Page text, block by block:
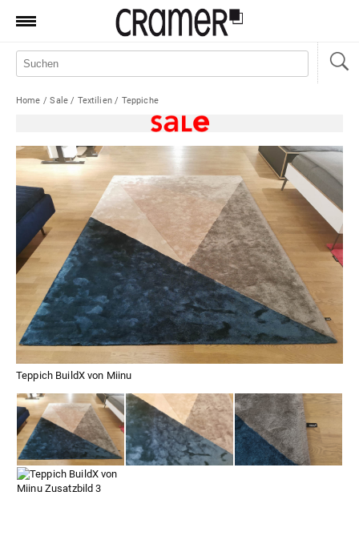
Produkte
Aktionen
News
Sale
Standorte
Service
Jobs
Shop
Home /Sale / Textilien / Teppiche
Teppich BuildX von Miinu